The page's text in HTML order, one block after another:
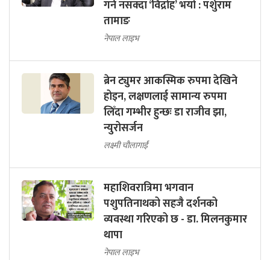
गर्न नसक्दा ‘विद्रोह’ भयो : पर्शुराम
तामाङ
नेपाल लाइभ
ब्रेन ट्युमर आकस्मिक रुपमा देखिने
होइन, लक्षणलाई सामान्य रुपमा
लिँदा गम्भीर हुन्छः डा राजीव झा,
न्युरोसर्जन
लक्ष्मी चौलागाईं
महाशिवरात्रिमा भगवान
पशुपतिनाथको सहजै दर्शनको
व्यवस्था गरिएको छ - डा. मिलनकुमार
थापा
नेपाल लाइभ